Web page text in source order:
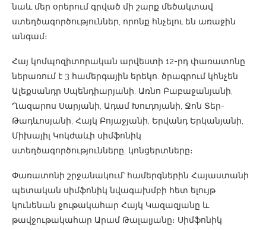
նաև մեր օրերում գրված մի շարք մեծակտավ
ստեղծագործություններ, որոնք հնչելու են առաջին
անգամ։
Հայ կոմպոզիտորական արվեստի 12-րդ փառատոնը
ներառում է 3 համերգային երեկո. ծրագրում կհնչեն
Ալեքսանդր Սպենդիարյանի, Առնո Բաբաջանյանի,
Ղազարոս Սարյանի, Ադամ Խուդոյանի, Ջոն Տեր-
Թադևոսյանի, Հայկ Բոյաջյանի, Երվանդ Երկանյանի,
Միխայիլ Կոկժաևի սիմֆոնիկ
ստեղծագործությունները, կոնցերտները։
Փառատոնի շրջանակում՝ համերգներին Հայաստանի
պետական սիմֆոնիկ նվագախմբի հետ ելույթ
կունենան ջութակահար Հայկ Կազազյանը և
թավջութակահար Արամ Թալալյանը։ Սիմֆոնիկ